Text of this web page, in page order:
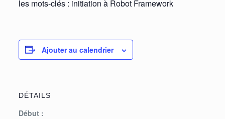
les mots-clés : initiation à Robot Framework
Ajouter au calendrier
DÉTAILS
Début :